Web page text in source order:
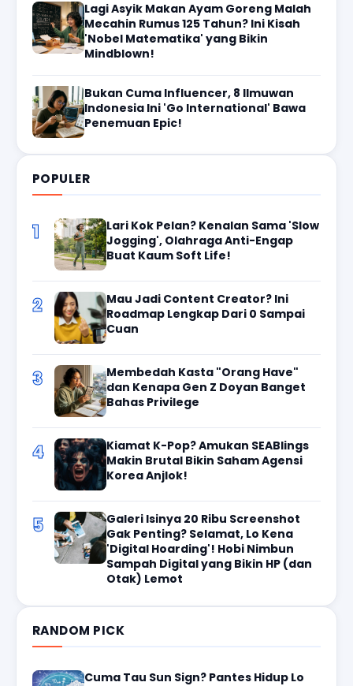
Lagi Asyik Makan Ayam Goreng Malah
Mecahin Rumus 125 Tahun? Ini Kisah
'Nobel Matematika' yang Bikin
Mindblown!
Bukan Cuma Influencer, 8 Ilmuwan
Indonesia Ini 'Go International' Bawa
Penemuan Epic!
POPULER
1
Lari Kok Pelan? Kenalan Sama 'Slow
Jogging', Olahraga Anti-Engap
Buat Kaum Soft Life!
2
Mau Jadi Content Creator? Ini
Roadmap Lengkap Dari 0 Sampai
Cuan
3
Membedah Kasta "Orang Have"
dan Kenapa Gen Z Doyan Banget
Bahas Privilege
4
Kiamat K-Pop? Amukan SEABlings
Makin Brutal Bikin Saham Agensi
Korea Anjlok!
5
Galeri Isinya 20 Ribu Screenshot
Gak Penting? Selamat, Lo Kena
'Digital Hoarding'! Hobi Nimbun
Sampah Digital yang Bikin HP (dan
Otak) Lemot
RANDOM PICK
Cuma Tau Sun Sign? Pantes Hidup Lo